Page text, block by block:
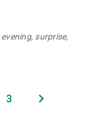
surprise,
3